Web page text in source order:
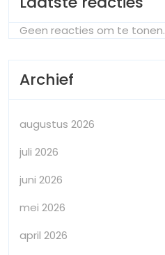
Geen reacties om te tonen.
Archief
augustus 2026
juli 2026
juni 2026
mei 2026
april 2026